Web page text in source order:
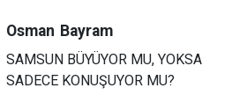
Osman Bayram
SAMSUN BÜYÜYOR MU, YOKSA
SADECE KONUŞUYOR MU?